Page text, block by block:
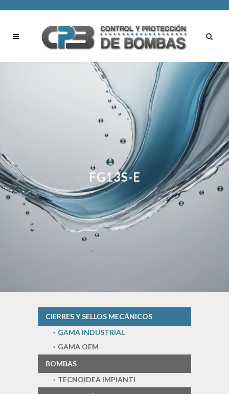
FG13S-E
CIERRES Y SELLOS MECÁNICOS
GAMA INDUSTRIAL
GAMA OEM
BOMBAS
TECNOIDEA IMPIANTI